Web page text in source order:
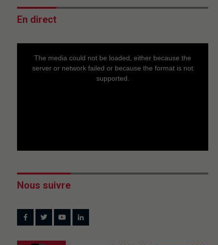
En direct
The media could not be loaded, either because the
server or network failed or because the format is not
supported.
Nous suivre